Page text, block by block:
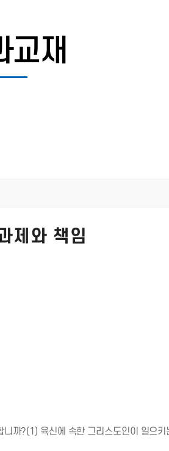
교재
제와 책임
까?(1) 육신에 속한 그리스도인이 일으